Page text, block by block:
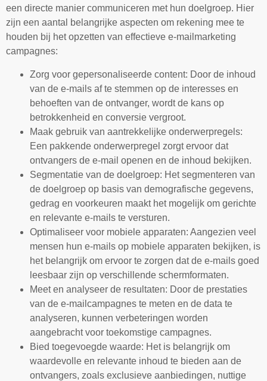
een directe manier communiceren met hun doelgroep. Hier
zijn een aantal belangrijke aspecten om rekening mee te
houden bij het opzetten van effectieve e-mailmarketing
campagnes:
Zorg voor gepersonaliseerde content: Door de inhoud
van de e-mails af te stemmen op de interesses en
behoeften van de ontvanger, wordt de kans op
betrokkenheid en conversie vergroot.
Maak gebruik van aantrekkelijke onderwerpregels:
Een pakkende onderwerpregel zorgt ervoor dat
ontvangers de e-mail openen en de inhoud bekijken.
Segmentatie van de doelgroep: Het segmenteren van
de doelgroep op basis van demografische gegevens,
gedrag en voorkeuren maakt het mogelijk om gerichte
en relevante e-mails te versturen.
Optimaliseer voor mobiele apparaten: Aangezien veel
mensen hun e-mails op mobiele apparaten bekijken, is
het belangrijk om ervoor te zorgen dat de e-mails goed
leesbaar zijn op verschillende schermformaten.
Meet en analyseer de resultaten: Door de prestaties
van de e-mailcampagnes te meten en de data te
analyseren, kunnen verbeteringen worden
aangebracht voor toekomstige campagnes.
Bied toegevoegde waarde: Het is belangrijk om
waardevolle en relevante inhoud te bieden aan de
ontvangers, zoals exclusieve aanbiedingen, nuttige